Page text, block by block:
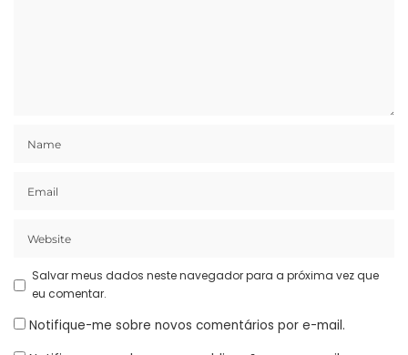
Salvar meus dados neste navegador para a próxima vez que
eu comentar.
Notifique-me sobre novos comentários por e-mail.